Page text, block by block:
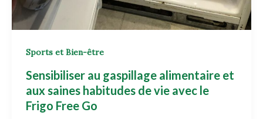
Sports et Bien-être
Sensibiliser au gaspillage alimentaire et
aux saines habitudes de vie avec le
Frigo Free Go